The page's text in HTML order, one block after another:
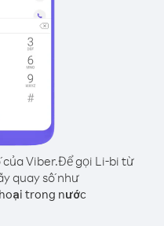
Viber.Để gọi Li-bi từ
quay số như
trong nước